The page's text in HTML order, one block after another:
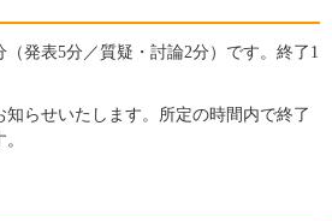
発表5分／質疑・討論2分）です。終了1
らせいたします。所定の時間内で終了